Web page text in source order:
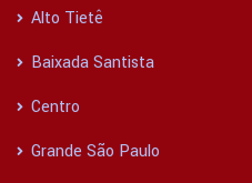
Alto Tietê
Baixada Santista
Centro
Grande São Paulo